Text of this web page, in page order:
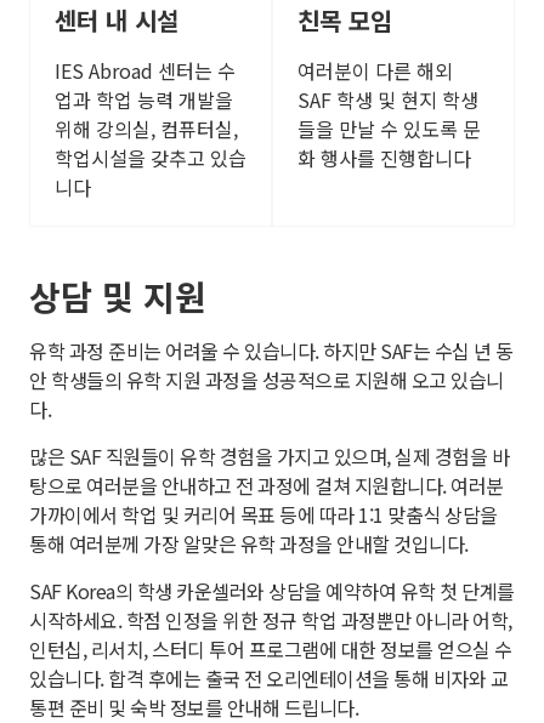
센터 내 시설
IES Abroad 센터는 수
업과 학업 능력 개발을
위해 강의실, 컴퓨터실,
학업시설을 갖추고 있습
니다
친목 모임
여러분이 다른 해외
SAF 학생 및 현지 학생
들을 만날 수 있도록 문
화 행사를 진행합니다
상담 및 지원
유학 과정 준비는 어려울 수 있습니다. 하지만 SAF는 수십 년 동
안 학생들의 유학 지원 과정을 성공적으로 지원해 오고 있습니
다.
많은 SAF 직원들이 유학 경험을 가지고 있으며, 실제 경험을 바
탕으로 여러분을 안내하고 전 과정에 걸쳐 지원합니다. 여러분
가까이에서 학업 및 커리어 목표 등에 따라 1:1 맞춤식 상담을
통해 여러분께 가장 알맞은 유학 과정을 안내할 것입니다.
SAF Korea의 학생 카운셀러와 상담을 예약하여 유학 첫 단계를
시작하세요. 학점 인정을 위한 정규 학업 과정뿐만 아니라 어학,
인턴십, 리서치, 스터디 투어 프로그램에 대한 정보를 얻으실 수
있습니다. 합격 후에는 출국 전 오리엔테이션을 통해 비자와 교
통편 준비 및 숙박 정보를 안내해 드립니다.